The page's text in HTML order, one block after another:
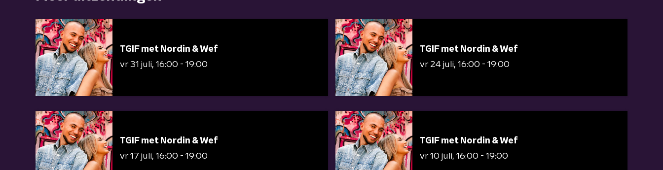
TGIF met Nordin & Wef
vr 31 juli 16:00 - 19:00
TGIF met Nordin & Wef
vr 24 juli 16:00 - 19:00
TGIF met Nordin & Wef
vr 17 juli 16:00 - 19:00
TGIF met Nordin & Wef
vr 10 juli 16:00 - 19:00